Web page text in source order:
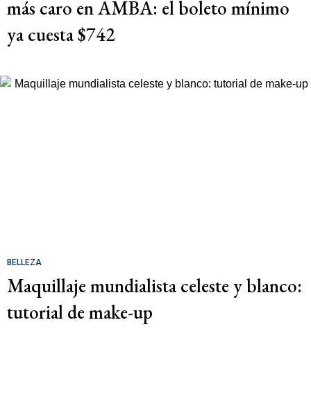
más caro en AMBA: el boleto mínimo
ya cuesta $742
BELLEZA
Maquillaje mundialista celeste y blanco:
tutorial de make-up